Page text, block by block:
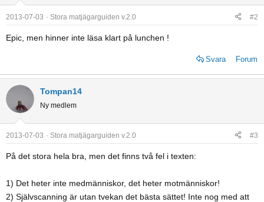
2013-07-03 Stora matjägarguiden v.2.0 #2
Epic, men hinner inte läsa klart på lunchen !
Svara Forum
Tompan14
Ny medlem
2013-07-03 Stora matjägarguiden v.2.0 #3
På det stora hela bra, men det finns två fel i texten:
1) Det heter inte medmänniskor, det heter motmänniskor!
2) Självscanning är utan tvekan det bästa sättet! Inte nog med att